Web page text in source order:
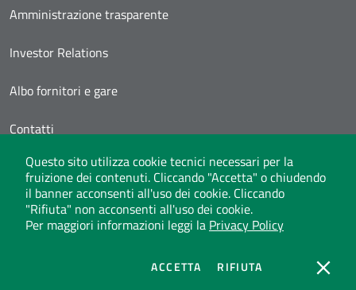
Questo sito utilizza cookie tecnici necessari per la
fruizione dei contenuti. Cliccando "Accetta" o chiudendo
il banner acconsenti all'uso dei cookie. Cliccando
"Rifiuta" non acconsenti all'uso dei cookie.
Per maggiori informazioni leggi la Privacy Policy
ACCETTA COOKIES
RIFIUTACOOKIES
Amministrazione trasparente
Investor Relations
Albo fornitori e gare
Contatti
Area Personale
Dichiarazione di accessibilità Mappa del sito